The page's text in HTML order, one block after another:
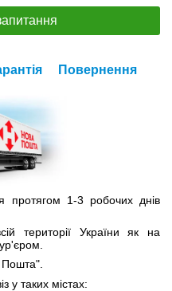
Повернення
протягом 1-3 робочих днів
території України як на
у таких містах: